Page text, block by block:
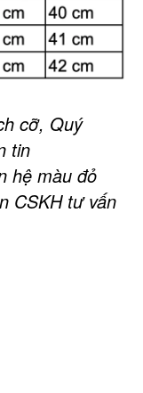
cỡ, Quý
tin
hệ màu đỏ
CSKH tư vấn